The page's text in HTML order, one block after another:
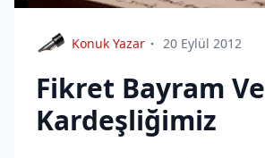
Konuk Yazar 20 Eylül 2012
Fikret Bayram Ve
Kardeşliğimiz